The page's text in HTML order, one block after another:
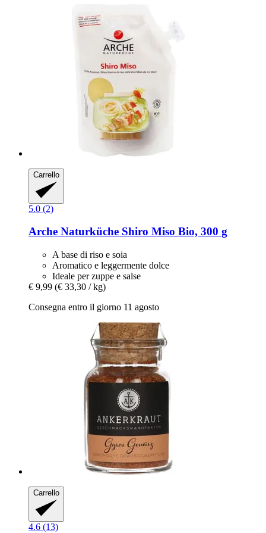
Carrello
5.0 (2)
Arche Naturküche Shiro Miso Bio, 300 g
A base di riso e soia
Aromatico e leggermente dolce
Ideale per zuppe e salse
€ 9,99 (€ 33,30 / kg)
Consegna entro il giorno 11 agosto
Carrello
4.6 (13)